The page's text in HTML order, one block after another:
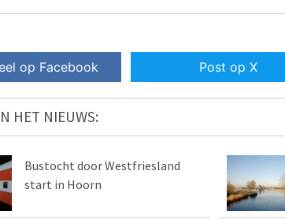
op Facebook Post op X
HET NIEUWS:
Bustocht door Westfriesland
start in Hoorn